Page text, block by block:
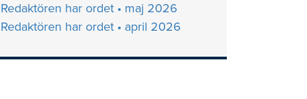
Redaktören har ordet • maj 2026
Redaktören har ordet • april 2026